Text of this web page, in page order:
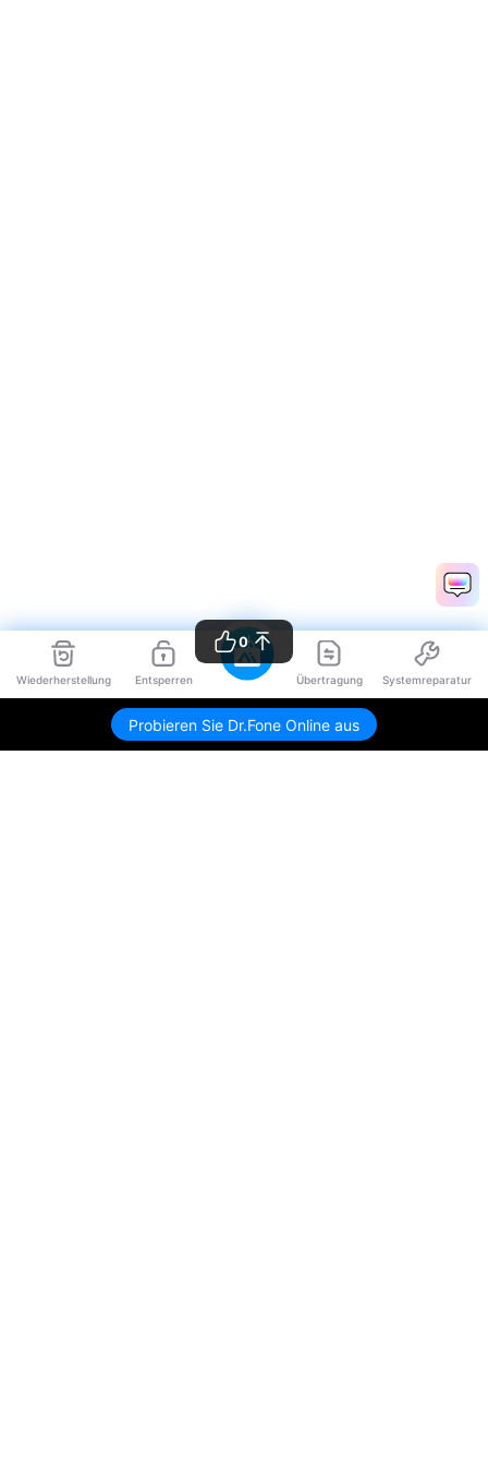
Wiederherstellung Entsperren Übertragung Systemreparatur
Probieren Sie Dr.Fone Online aus
0